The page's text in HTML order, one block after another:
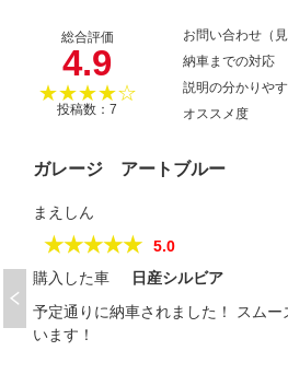
総合評価
4.9
★★★★☆
投稿数：7
お問い合わせ（見
納車までの対応
説明の分かりや
オススメ度
ガレージ アートブルー
まえしん
★★★★★
5.0
購入した車
日産シルビア
予定通りに納車されました！ スム
います！